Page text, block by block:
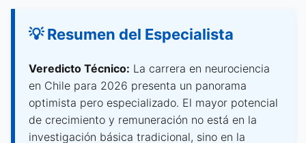
💡 Resumen del Especialista
Veredicto Técnico: La carrera en neurociencia
en Chile para 2026 presenta un panorama
optimista pero especializado. El mayor potencial
de crecimiento y remuneración no está en la
investigación básica tradicional, sino en la